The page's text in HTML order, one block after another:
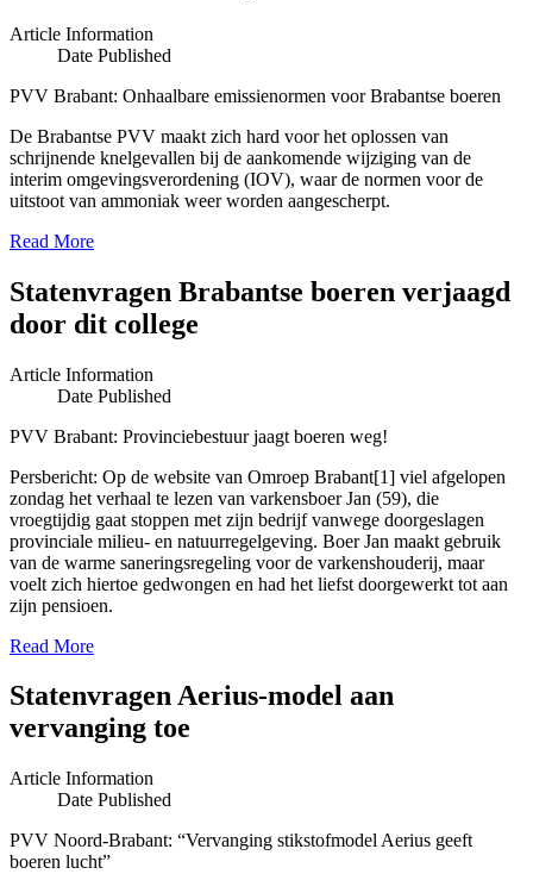
Article Information
Date Published
PVV Brabant: Onhaalbare emissienormen voor Brabantse boeren
De Brabantse PVV maakt zich hard voor het oplossen van
schrijnende knelgevallen bij de aankomende wijziging van de
interim omgevingsverordening (IOV), waar de normen voor de
uitstoot van ammoniak weer worden aangescherpt.
Read More
Statenvragen Brabantse boeren verjaagd
door dit college
Article Information
Date Published
PVV Brabant: Provinciebestuur jaagt boeren weg!
Persbericht: Op de website van Omroep Brabant[1] viel afgelopen
zondag het verhaal te lezen van varkensboer Jan (59), die
vroegtijdig gaat stoppen met zijn bedrijf vanwege doorgeslagen
provinciale milieu- en natuurregelgeving. Boer Jan maakt gebruik
van de warme saneringsregeling voor de varkenshouderij, maar
voelt zich hiertoe gedwongen en had het liefst doorgewerkt tot aan
zijn pensioen.
Read More
Statenvragen Aerius-model aan
vervanging toe
Article Information
Date Published
PVV Noord-Brabant: “Vervanging stikstofmodel Aerius geeft
boeren lucht”